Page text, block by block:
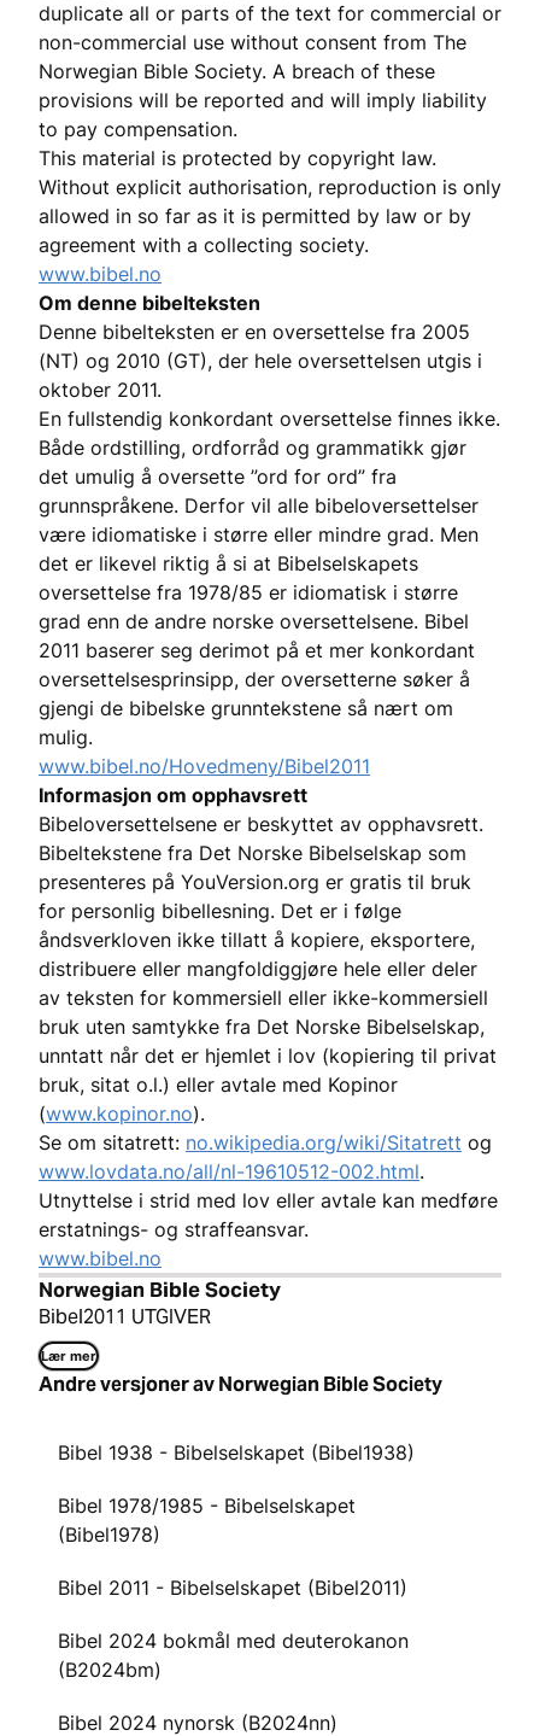
duplicate all or parts of the text for commercial or
non-commercial use without consent from The
Norwegian Bible Society. A breach of these
provisions will be reported and will imply liability
to pay compensation.
This material is protected by copyright law.
Without explicit authorisation, reproduction is only
allowed in so far as it is permitted by law or by
agreement with a collecting society.
www.bibel.no
Om denne bibelteksten
Denne bibelteksten er en oversettelse fra 2005
(NT) og 2010 (GT), der hele oversettelsen utgis i
oktober 2011.
En fullstendig konkordant oversettelse finnes ikke.
Både ordstilling, ordforråd og grammatikk gjør
det umulig å oversette ”ord for ord” fra
grunnspråkene. Derfor vil alle bibeloversettelser
være idiomatiske i større eller mindre grad. Men
det er likevel riktig å si at Bibelselskapets
oversettelse fra 1978/85 er idiomatisk i større
grad enn de andre norske oversettelsene. Bibel
2011 baserer seg derimot på et mer konkordant
oversettelsesprinsipp, der oversetterne søker å
gjengi de bibelske grunntekstene så nært om
mulig.
www.bibel.no/Hovedmeny/Bibel2011
Informasjon om opphavsrett
Bibeloversettelsene er beskyttet av opphavsrett.
Bibeltekstene fra Det Norske Bibelselskap som
presenteres på YouVersion.org er gratis til bruk
for personlig bibellesning. Det er i følge
åndsverkloven ikke tillatt å kopiere, eksportere,
distribuere eller mangfoldiggjøre hele eller deler
av teksten for kommersiell eller ikke-kommersiell
bruk uten samtykke fra Det Norske Bibelselskap,
unntatt når det er hjemlet i lov (kopiering til privat
bruk, sitat o.l.) eller avtale med Kopinor
(www.kopinor.no).
Se om sitatrett: no.wikipedia.org/wiki/Sitatrett og
www.lovdata.no/all/nl-19610512-002.html.
Utnyttelse i strid med lov eller avtale kan medføre
erstatnings- og straffeansvar.
www.bibel.no
Norwegian Bible Society
Bibel2011 UTGIVER
Lær mer
Andre versjoner av Norwegian Bible Society
Bibel 1938 - Bibelselskapet (Bibel1938)
Bibel 1978/1985 - Bibelselskapet
(Bibel1978)
Bibel 2011 - Bibelselskapet (Bibel2011)
Bibel 2024 bokmål med deuterokanon
(B2024bm)
Bibel 2024 nynorsk (B2024nn)